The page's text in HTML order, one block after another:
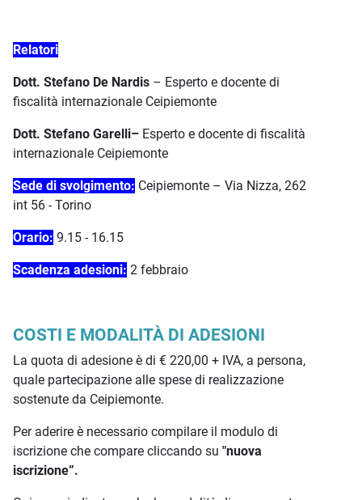
Relatori
Dott. Stefano De Nardis – Esperto e docente di
fiscalità internazionale Ceipiemonte
Dott. Stefano Garelli– Esperto e docente di fiscalità
internazionale Ceipiemonte
Sede di svolgimento: Ceipiemonte – Via Nizza, 262
int 56 - Torino
Orario: 9.15 - 16.15
Scadenza adesioni: 2 febbraio
COSTI E MODALITÀ DI ADESIONI
La quota di adesione è di € 220,00 + IVA, a persona,
quale partecipazione alle spese di realizzazione
sostenute da Ceipiemonte.
Per aderire è necessario compilare il modulo di
iscrizione che compare cliccando su "nuova
iscrizione”.